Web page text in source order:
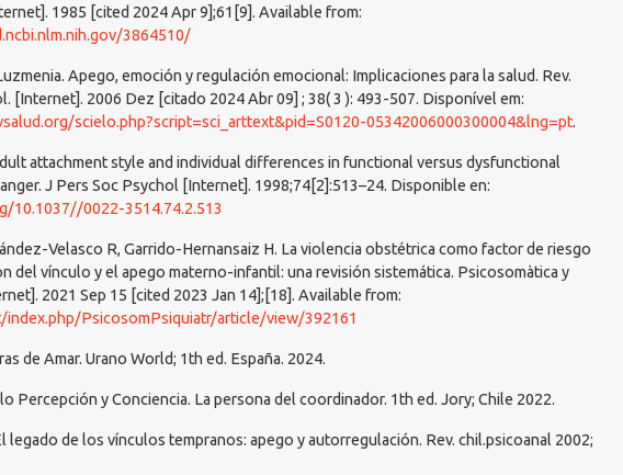
1985 [cited 2024 Apr 9];61[9]. Available from:
3864510/
Apego, emoción y regulación emocional: Implicaciones para la salud. Rev.
[Internet]. 2006 Dez [citado 2024 Abr 09] ; 38( 3 ): 493-507. Disponível em:
scielo.php?script=sci_arttext&pid=S0120-05342006000300004&lng=pt.
attachment style and individual differences in functional versus dysfunctional
J Pers Soc Psychol [Internet]. 1998;74[2]:513–24. Disponible en:
10.1037//0022-3514.74.2.513
Velasco R, Garrido-Hernansaiz H. La violencia obstétrica como factor de riesgo
del vínculo y el apego materno-infantil: una revisión sistemática. Psicosomàtica y
2021 Sep 15 [cited 2023 Jan 14];[18]. Available from:
index.php/PsicosomPsiquiatr/article/view/392161
de Amar. Urano World; 1th ed. España. 2024.
Percepción y Conciencia. La persona del coordinador. 1th ed. Jory; Chile 2022.
legado de los vínculos tempranos: apego y autorregulación. Rev. chil.psicoanal 2002;